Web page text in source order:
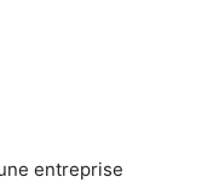
entreprise